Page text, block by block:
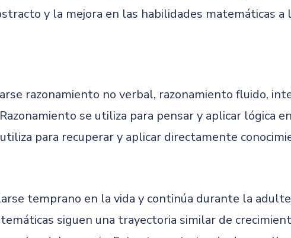
y la mejora en las habilidades matemáticas
razonamiento no verbal, razonamiento fluido,
se utiliza para pensar y aplicar lógica
para recuperar y aplicar directamente
temprano en la vida y continúa durante la
siguen una trayectoria similar de